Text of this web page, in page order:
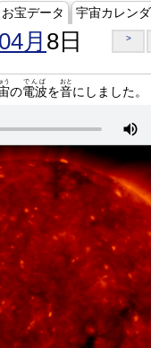
お宝データ 宇宙カレン
月 8日 >
う
の電波
でんぱ
を音
おと
にしました。